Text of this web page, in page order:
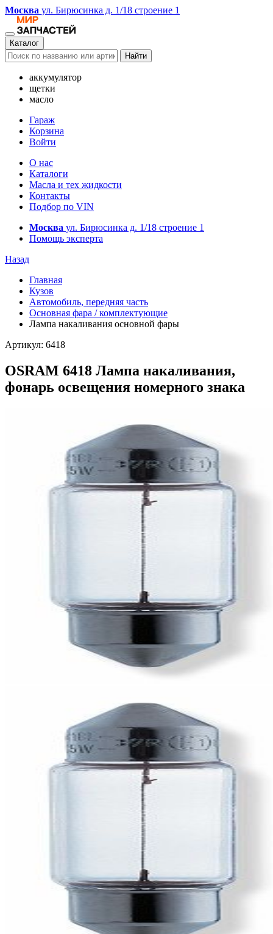
Москва ул. Бирюсинка д. 1/18 строение 1
Каталог
Найти
аккумулятор
щетки
масло
Гараж
Корзина
Войти
О нас
Каталоги
Масла и тех жидкости
Контакты
Подбор по VIN
Москва ул. Бирюсинка д. 1/18 строение 1
Помощь эксперта
Назад
Главная
Кузов
Автомобиль, передняя часть
Основная фара / комплектующие
Лампа накаливания основной фары
Артикул: 6418
OSRAM 6418 Лампа накаливания,
фонарь освещения номерного знака